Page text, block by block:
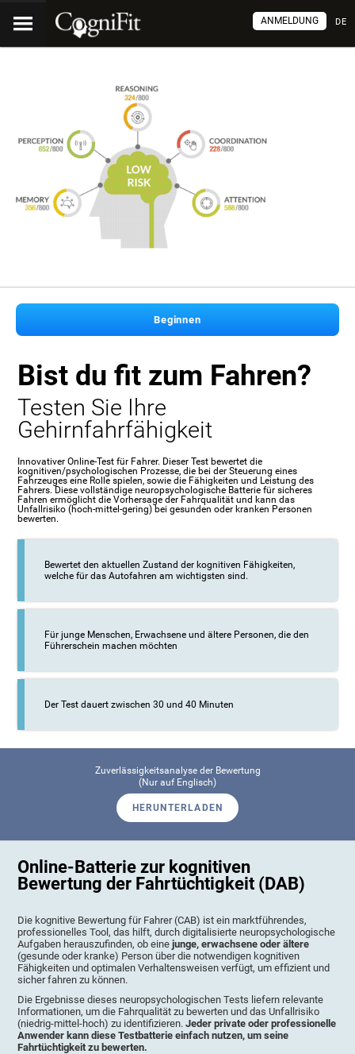
DE
ANMELDUNG
Beginnen
Bist du fit zum Fahren?
Testen Sie Ihre
Gehirnfahrfähigkeit
Innovativer Online-Test für Fahrer. Dieser Test bewertet die
kognitiven/psychologischen Prozesse, die bei der Steuerung eines
Fahrzeuges eine Rolle spielen, sowie die Fähigkeiten und Leistung des
Fahrers. Diese vollständige neuropsychologische Batterie für sicheres
Fahren ermöglicht die Vorhersage der Fahrqualität und kann das
Unfallrisiko (hoch-mittel-gering) bei gesunden oder kranken Personen
bewerten.
Bewertet den aktuellen Zustand der kognitiven Fähigkeiten,
welche für das Autofahren am wichtigsten sind.
Für junge Menschen, Erwachsene und ältere Personen, die den
Führerschein machen möchten
Der Test dauert zwischen 30 und 40 Minuten
Zuverlässigkeitsanalyse der Bewertung
(Nur auf Englisch)
HERUNTERLADEN
Online-Batterie zur kognitiven
Bewertung der Fahrtüchtigkeit (DAB)
Die kognitive Bewertung für Fahrer (CAB) ist ein marktführendes,
professionelles Tool, das hilft, durch digitalisierte neuropsychologische
Aufgaben herauszufinden, ob einejunge, erwachsene oder ältere
(gesunde oder kranke) Person über die notwendigen kognitiven
Fähigkeiten und optimalen Verhaltensweisen verfügt, um effizient und
sicher fahren zu können.
Die Ergebnisse dieses neuropsychologischen Tests liefern relevante
Informationen, um die Fahrqualität zu bewerten und das Unfallrisiko
(niedrig-mittel-hoch) zu identifizieren.Jeder private oder professionelle
Anwender kann diese Testbatterie einfach nutzen, um seine
Fahrtüchtigkeit zu bewerten.